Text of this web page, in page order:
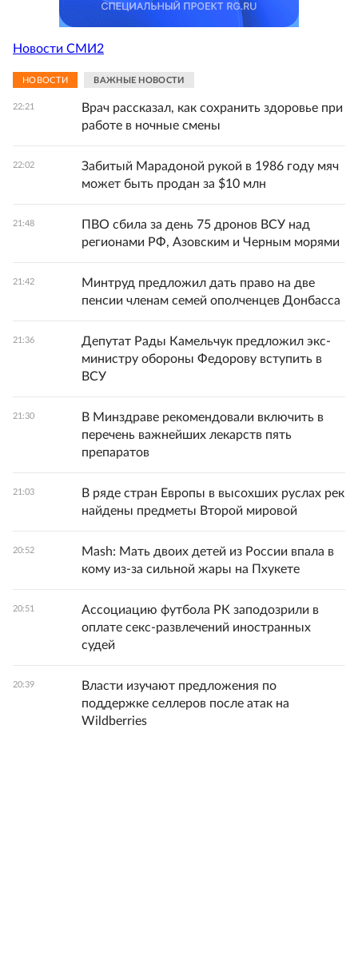
Новости СМИ2
НОВОСТИ ВАЖНЫЕ НОВОСТИ
22:21
Врач рассказал, как сохранить здоровье при
работе в ночные смены
22:02
Забитый Марадоной рукой в 1986 году мяч
может быть продан за $10 млн
21:48
ПВО сбила за день 75 дронов ВСУ над
регионами РФ, Азовским и Черным морями
21:42
Минтруд предложил дать право на две
пенсии членам семей ополченцев Донбасса
21:36
Депутат Рады Камельчук предложил экс-
министру обороны Федорову вступить в
ВСУ
21:30
В Минздраве рекомендовали включить в
перечень важнейших лекарств пять
препаратов
21:03
В ряде стран Европы в высохших руслах рек
найдены предметы Второй мировой
20:52
Mash: Мать двоих детей из России впала в
кому из-за сильной жары на Пхукете
20:51
Ассоциацию футбола РК заподозрили в
оплате секс-развлечений иностранных
судей
20:39
Власти изучают предложения по
поддержке селлеров после атак на
Wildberries